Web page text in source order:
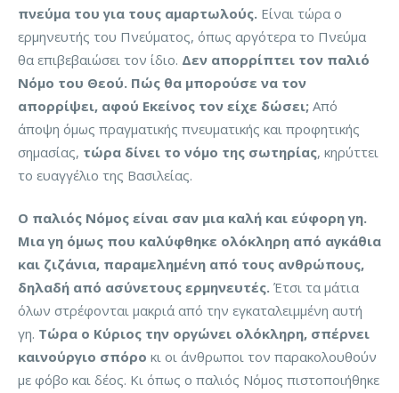
πνεύμα του για τους αμαρτωλούς. Είναι τώρα ο
ερμηνευτής του Πνεύματος, όπως αργότερα το Πνεύμα
θα επιβεβαιώσει τον ίδιο. Δεν απορρίπτει τον παλιό
Νόμο του Θεού. Πώς θα μπορούσε να τον
απορρίψει, αφού Εκείνος τον είχε δώσει; Από
άποψη όμως πραγματικής πνευματικής και προφητικής
σημασίας, τώρα δίνει το νόμο της σωτηρίας, κηρύττει
το ευαγγέλιο της Βασιλείας.
Ο παλιός Νόμος είναι σαν μια καλή και εύφορη γη.
Μια γη όμως που καλύφθηκε ολόκληρη από αγκάθια
και ζιζάνια, παραμελημένη από τους ανθρώπους,
δηλαδή από ασύνετους ερμηνευτές. Έτσι τα μάτια
όλων στρέφονται μακριά από την εγκαταλειμμένη αυτή
γη. Τώρα ο Κύριος την οργώνει ολόκληρη, σπέρνει
καινούργιο σπόρο κι οι άνθρωποι τον παρακολουθούν
με φόβο και δέος. Κι όπως ο παλιός Νόμος πιστοποιήθηκε